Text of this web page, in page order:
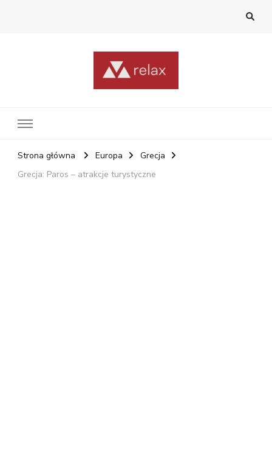
Strona główna Europa
Grecja
Grecja: Paros – atrakcje turystyczne